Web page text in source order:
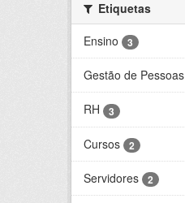
Etiquetas
Ensino
3
Gestão de Pessoas
RH 3
Cursos 2
Servidores 2